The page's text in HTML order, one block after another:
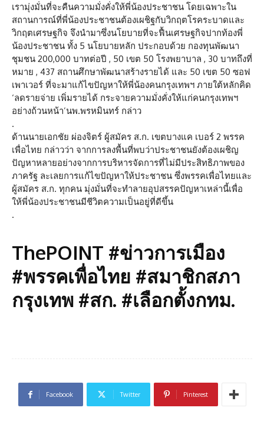
เรามุ่งมั่นที่จะคืนความมั่งคั่งให้พี่น้องประชาชน โดยเฉพาะใน
สถานการณ์ที่พี่น้องประชาชนต้องเผชิฐกับวิกฤตโรคระบาดและ
วิกฤตเศรษฐกิจ จึงนำมาซึ่งนโยบายที่จะฟื้นเศรษฐกิจปากท้องพี่
น้องประชาชน ทั้ง 5 นโยบายหลัก ประกอบด้วย กองทุนพัฒนา
ชุมชน 200,000 บาทต่อปี , 50 เขต 50 โรงพยาบาล , 30 บาทถึงที่
หมาย , 437 สถานศึกษาพัฒนาสร้างรายได้ และ 50 เขต 50 ซอฟ
เพาเวอร์ ที่จะมาแก้ไขปัญหาให้พี่น้องคนกรุงเทพฯ ภายใต้หลักคิด
‘ลดรายจ่าย เพิ่มรายได้ กระจายความมั่งคั่งให้แก่คนกรุงเทพฯ
อย่างถ้วนหน้า’นพ.พรหมินทร์ กล่าว
.
ด้านนายเอกชัย ผ่องจิตร์ ผู้สมัคร ส.ก. เขตบางแค เบอร์ 2 พรรค
เพื่อไทย กล่าวว่า จากการลงพื้นที่พบว่าประชาชนยังต้องเผชิญ
ปัญหาหลายอย่างจากการบริหารจัดการที่ไม่มีประสิทธิภาพของ
ภาครัฐ ละเลยการแก้ไขปัญหาให้ประชาชน ซึ่งพรรคเพื่อไทยและ
ผู้สมัคร ส.ก. ทุกคน มุ่งมั่นที่จะทำลายอุปสรรคปัญหาเหล่านี้เพื่อ
ให้พี่น้องประชาชนมีชีวิตความเป็นอยู่ที่ดีขึ้น
.
ThePOINT #ข่าวการเมือง
#พรรคเพื่อไทย #สมาชิกสภา
กรุงเทพ #สก. #เลือกตั้งกทม.
Facebook Twitter Pinterest